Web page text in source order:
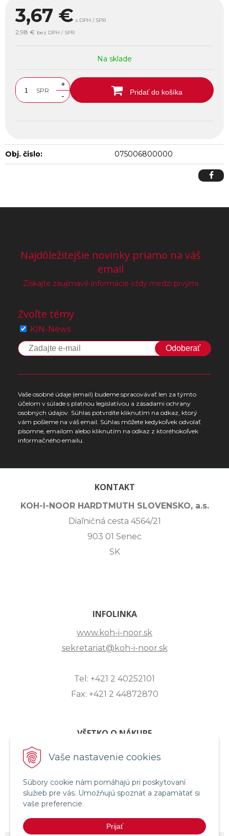
Vaše nastavenie cookies
Súbory cookie nám pomáhajú pri poskytovaní
služieb pre vás. Umožňujú spoznať a zapamätať si
vaše preferencie.
Prijať
3,67 € s DPH / SPR
2,98 € bez DPH / SPR
Na sklade
SPR
+
-
Pridať do košíka
Obj. čislo: 075006800000
Najdôležitejšie novinky priamo na váš
email
Získajte zaujímavé informácie vždy medzi prvými
Zvoľte témy
KIN-News
Odoberať
Vaše osobné údaje (email) budeme spracovávať len za týmto
účelom v súlade s platnou legislatívou a zásadami ochrany
osobných údajov. Súhlas potvrdíte kliknutím na odkaz, ktorý
vám pošleme na váš email. Súhlas môžete kedykoľvek odvolať
písomne, emailom alebo kliknutím na odkaz z ktoréhokoľvek
informačného emailu.
KONTAKT
KOH-I-NOOR HARDTMUTH SLOVENSKO, a.s.
Diaľničná cesta 4564/21
903 01 Senec
SK
INFOLINKA
www.koh-i-noor.sk
sekretariat@koh-i-noor.sk
Tel: +421 2 40252101
Fax: +421 2 44872870
VŠETKO O NÁKUPE
ZASLANIE OTÁZKY
OBCHODNÉ PODMIENKY
REKLAMAČNÝ PORIADOK